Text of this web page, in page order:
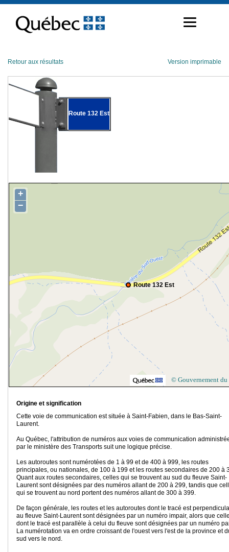
contenu
Retour aux résultats Version imprimable
Route 132 Est
Route 132 Est
+
−
© Gouvernement du
Origine et signification
Cette voie de communication est située à Saint-Fabien, dans le Bas-Saint-
Laurent.
Au Québec, l'attribution de numéros aux voies de communication
par le ministère des Transports suit une logique précise.
Les autoroutes sont numérotées de 1 à 99 et de 400 à 999, les routes
principales, ou nationales, de 100 à 199 et les routes secondaires de 200 à
Quant aux routes secondaires, celles qui se trouvent au sud du fleuve Saint-
Laurent sont désignées par des numéros allant de 200 à 299, tandis que
qui se trouvent au nord portent des numéros allant de 300 à 399.
De façon générale, les routes et les autoroutes dont le tracé est
au fleuve Saint-Laurent sont désignées par un numéro impair, alors que
dont le tracé est parallèle à celui du fleuve sont désignées par un numéro
La numérotation va en ordre croissant de l'ouest vers l'est de la province et
sud vers le nord.